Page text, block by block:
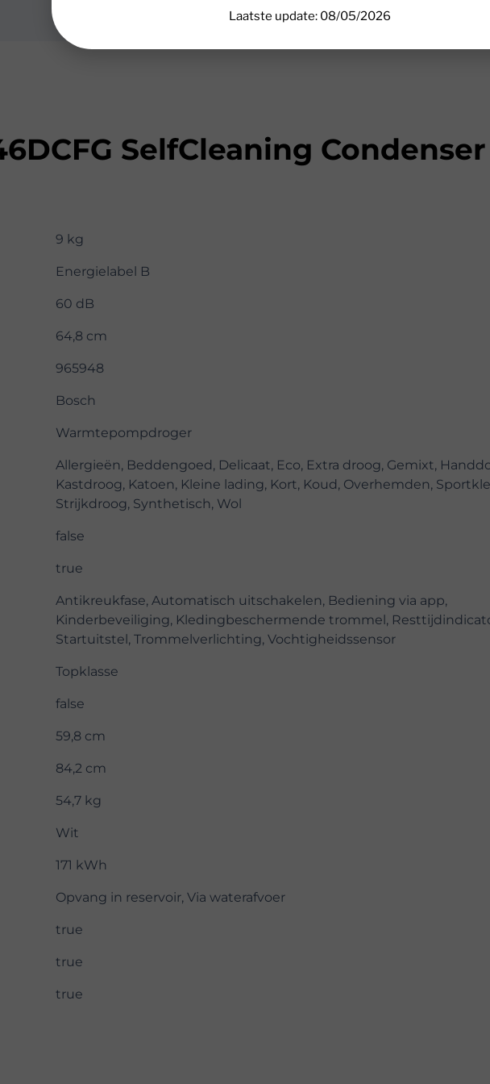
SelfCleaning Condenser
9 kg
Energielabel B
60 dB
64,8 cm
965948
Bosch
Warmtepompdroger
Allergieën, Beddengoed, Delicaat, Eco, Extra droog, Gemixt,
Kastdroog, Katoen, Kleine lading, Kort, Koud, Overhemden,
Strijkdroog, Synthetisch, Wol
false
true
Antikreukfase, Automatisch uitschakelen, Bediening via app,
Kinderbeveiliging, Kledingbeschermende trommel,
Startuitstel, Trommelverlichting, Vochtigheidssensor
Topklasse
false
59,8 cm
84,2 cm
54,7 kg
Wit
171 kWh
Opvang in reservoir, Via waterafvoer
true
true
true
Laatste update: 08/05/2026